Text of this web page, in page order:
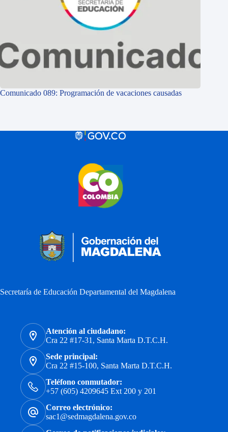
Comunicado 089: Programación de vacaciones causadas
Secretaría de Educación Departamental del Magdalena
Atención al ciudadano:
Cra 22 #17-31, Santa Marta D.T.C.H.
Sede principal:
Cra 22 #15-100, Santa Marta D.T.C.H.
Teléfono conmutador:
+57 (605) 4209645 Ext 200 y 201
Correo electrónico:
sac1@sedmagdalena.gov.co